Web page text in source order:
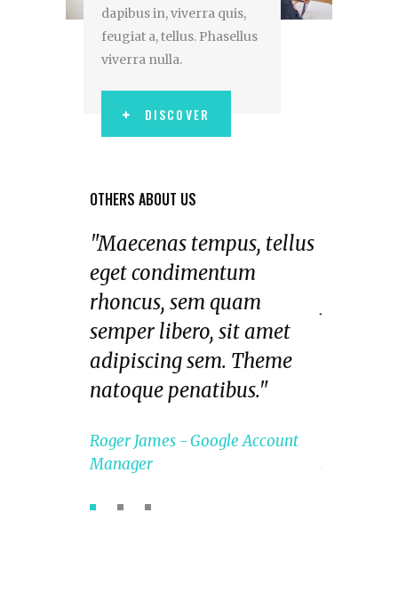
dapibus in, viverra quis,
feugiat a, tellus. Phasellus
viverra nulla.
DISCOVER
OTHERS ABOUT US
tempus, tellus
sem quam
libero, sit amet
sem. Theme
penatibus."
Google Account
"Aliquam lorem ante,
dapibus in, viverra quis,
feugiat a, tellus.
viverra nulla ut metus
varius lart. Maecenas
tempus."
George Hill
Google Account